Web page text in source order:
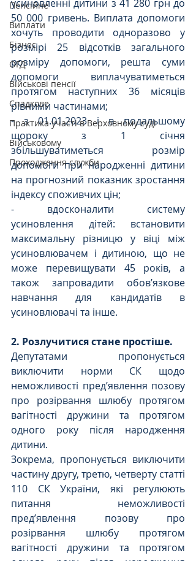
Пенсійне
Виплати
Бізнес
ОГД
Військові пенсії
Спадкове
Практика участі в Верховному суді
Військовому
Проходження служби
усиновленні дитини з 41 280 грн до
50 000 гривень. Виплата допомоги
хочуть проводити одноразово у
розмірі 25 відсотків загального
розміру допомоги, решта суми
допомоги виплачуватиметься
протягом наступних 36 місяців
рівними частинами;
- з 01.01.2023 і в подальшому
щороку з 1 січня
збільшуватиметься розмір
допомоги при народженні дитини
на прогнозний показник зростання
індексу споживчих цін;
- вдосконалити систему
усиновлення дітей: встановити
максимальну різницю у віці між
усиновлювачем і дитиною, що не
може перевищувати 45 років, а
також запровадити обов’язкове
навчання для кандидатів в
усиновлювачі та інше.
2. Розлучитися стане простіше.
Депутатами пропонується
виключити норми СК щодо
неможливості пред’явлення позову
про розірвання шлюбу протягом
вагітності дружини та протягом
одного року після народження
дитини.
Зокрема, пропонується виключити
частину другу, третю, четверту статті
110 СК України, які регулюють
питання неможливості
пред’явлення позову про
розірвання шлюбу протягом
вагітності дружини та протягом